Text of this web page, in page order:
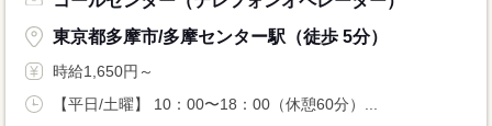
東京都多摩市/多摩センター駅（徒歩 5分）
時給1,650円～
【平日/土曜】 10：00〜18：00（休憩60分）...